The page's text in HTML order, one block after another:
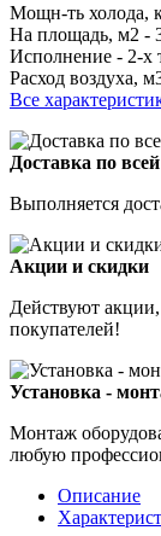
Мощн-ть холода,
На площадь, м2 -
Исполнение - 2-х
Расход воздуха,
Все
Доставка по
Выполняется
Акции и скидки
Действуют
покупателей!
Установка -
Монтаж
любую
Описание